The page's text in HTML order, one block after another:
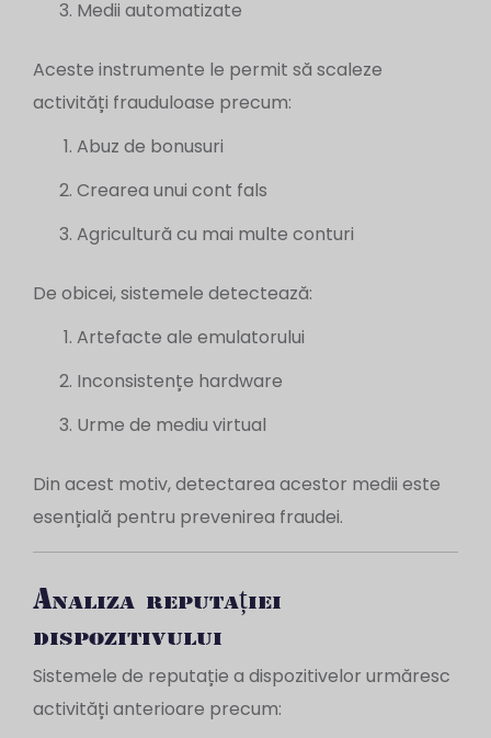
Medii automatizate
Aceste instrumente le permit să scaleze
activități frauduloase precum:
Abuz de bonusuri
Crearea unui cont fals
Agricultură cu mai multe conturi
De obicei, sistemele detectează:
Artefacte ale emulatorului
Inconsistențe hardware
Urme de mediu virtual
Din acest motiv, detectarea acestor medii este
esențială pentru prevenirea fraudei.
Analiza reputației
dispozitivului
Sistemele de reputație a dispozitivelor urmăresc
activități anterioare precum: